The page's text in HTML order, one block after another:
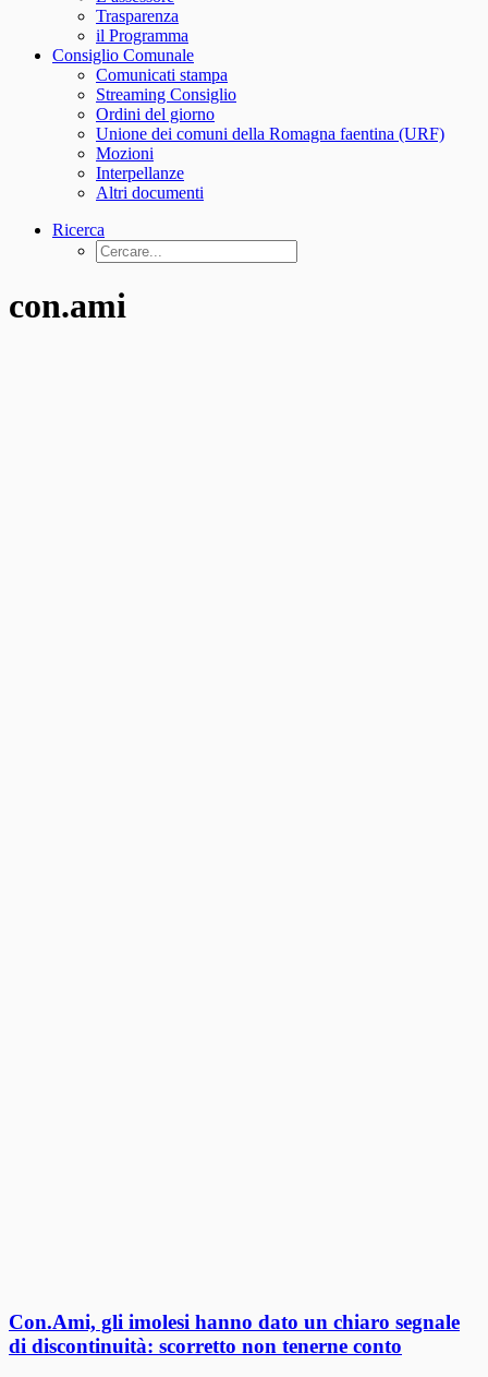
Trasparenza
il Programma
Consiglio Comunale
Comunicati stampa
Streaming Consiglio
Ordini del giorno
Unione dei comuni della Romagna faentina (URF)
Mozioni
Interpellanze
Altri documenti
Ricerca
con.ami
Con.Ami, gli imolesi hanno dato un chiaro segnale
di discontinuità: scorretto non tenerne conto